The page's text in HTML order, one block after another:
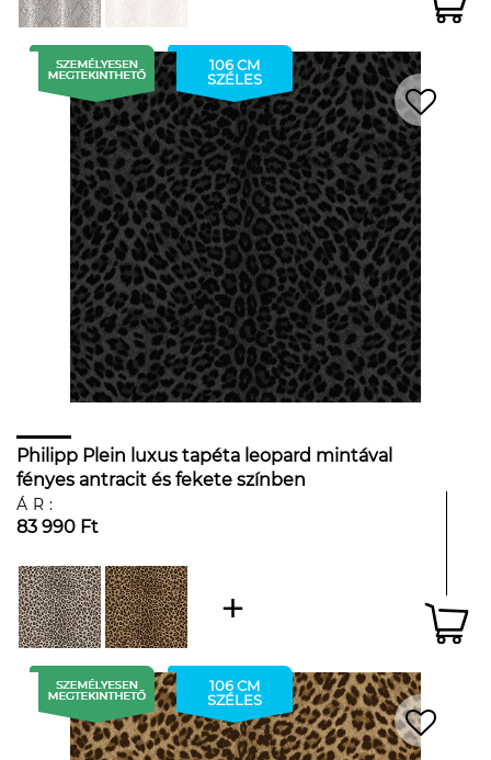
106 CM
SZÉLES
Philipp Plein luxus tapéta leopard mintával
fényes antracit és fekete színben
ÁR:
83 990 Ft
106 CM
SZÉLES